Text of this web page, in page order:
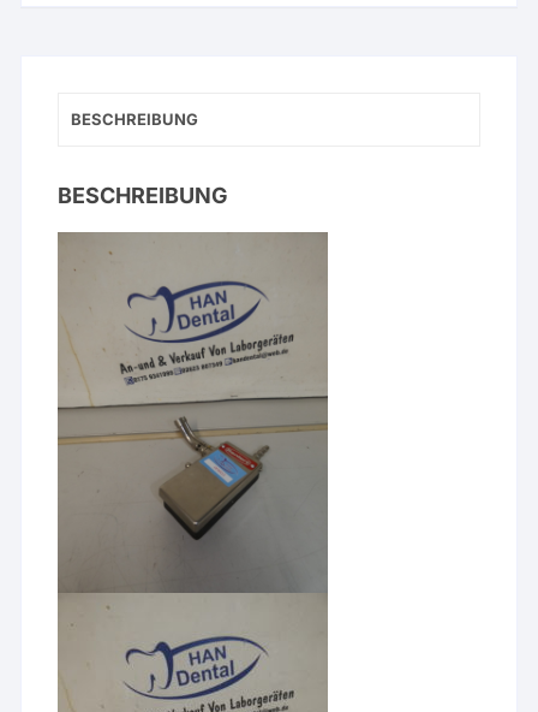
BESCHREIBUNG
BESCHREIBUNG